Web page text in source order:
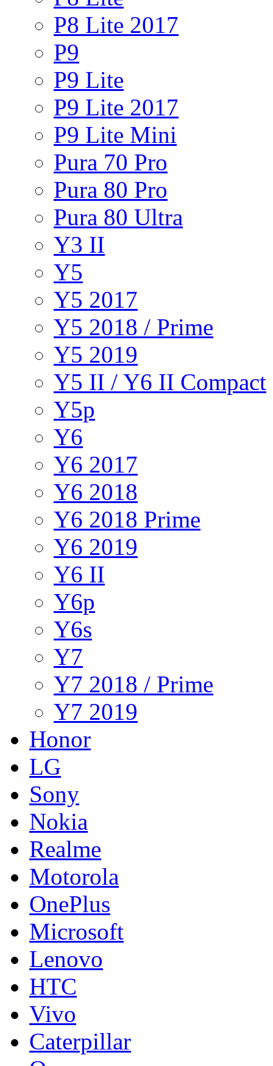
P8 Lite 2017
P9
P9 Lite
P9 Lite 2017
P9 Lite Mini
Pura 70 Pro
Pura 80 Pro
Pura 80 Ultra
Y3 II
Y5
Y5 2017
Y5 2018 / Prime
Y5 2019
Y5 II / Y6 II Compact
Y5p
Y6
Y6 2017
Y6 2018
Y6 2018 Prime
Y6 2019
Y6 II
Y6p
Y6s
Y7
Y7 2018 / Prime
Y7 2019
Honor
LG
Sony
Nokia
Realme
Motorola
OnePlus
Microsoft
Lenovo
HTC
Vivo
Caterpillar